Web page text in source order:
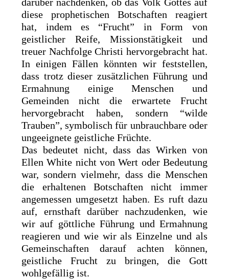
diese prophetischen Botschaften reagiert
hat, indem es “Frucht” in Form von
geistlicher Reife, Missionstätigkeit und
treuer Nachfolge Christi hervorgebracht hat.
In einigen Fällen könnten wir feststellen,
dass trotz dieser zusätzlichen Führung und
Ermahnung einige Menschen und
Gemeinden nicht die erwartete Frucht
hervorgebracht haben, sondern “wilde
Trauben”, symbolisch für unbrauchbare oder
ungeeignete geistliche Früchte.
Das bedeutet nicht, dass das Wirken von
Ellen White nicht von Wert oder Bedeutung
war, sondern vielmehr, dass die Menschen
die erhaltenen Botschaften nicht immer
angemessen umgesetzt haben. Es ruft dazu
auf, ernsthaft darüber nachzudenken, wie
wir auf göttliche Führung und Ermahnung
reagieren und wie wir als Einzelne und als
Gemeinschaften darauf achten können,
geistliche Frucht zu bringen, die Gott
wohlgefällig ist.